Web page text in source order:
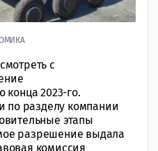
с
конца 2023-го.
по разделу компании
этапы
разрешение выдала
комиссия